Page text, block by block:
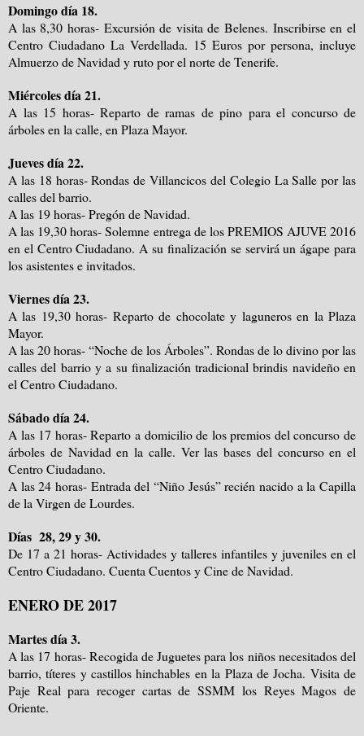
Domingo día 18.
A las 8,30 horas- Excursión de visita de Belenes. Inscribirse en el
Centro Ciudadano La Verdellada. 15 Euros por persona, incluye
Almuerzo de Navidad y ruto por el norte de Tenerife.
Miércoles día 21.
A las 15 horas- Reparto de ramas de pino para el concurso de
árboles en la calle, en Plaza Mayor.
Jueves día 22.
A las 18 horas- Rondas de Villancicos del Colegio La Salle por las
calles del barrio.
A las 19 horas- Pregón de Navidad.
A las 19,30 horas- Solemne entrega de los PREMIOS AJUVE 2016
en el Centro Ciudadano. A su finalización se servirá un ágape para
los asistentes e invitados.
Viernes día 23.
A las 19,30 horas- Reparto de chocolate y laguneros en la Plaza
Mayor.
A las 20 horas- “Noche de los Árboles”. Rondas de lo divino por las
calles del barrio y a su finalización tradicional brindis navideño en
el Centro Ciudadano.
Sábado día 24.
A las 17 horas- Reparto a domicilio de los premios del concurso de
árboles de Navidad en la calle. Ver las bases del concurso en el
Centro Ciudadano.
A las 24 horas- Entrada del “Niño Jesús” recién nacido a la Capilla
de la Virgen de Lourdes.
Días 28, 29 y 30.
De 17 a 21 horas- Actividades y talleres infantiles y juveniles en el
Centro Ciudadano. Cuenta Cuentos y Cine de Navidad.
ENERO DE 2017
Martes día 3.
A las 17 horas- Recogida de Juguetes para los niños necesitados del
barrio, títeres y castillos hinchables en la Plaza de Jocha. Visita de
Paje Real para recoger cartas de SSMM los Reyes Magos de
Oriente.